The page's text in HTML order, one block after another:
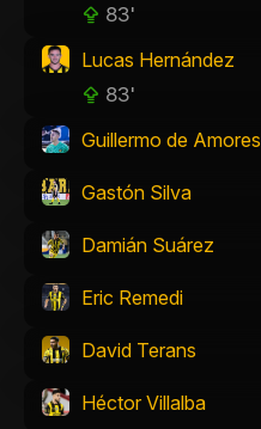
83'
Lucas Hernández
83'
Guillermo de Amores
Gastón Silva
Damián Suárez
Eric Remedi
David Terans
Héctor Villalba